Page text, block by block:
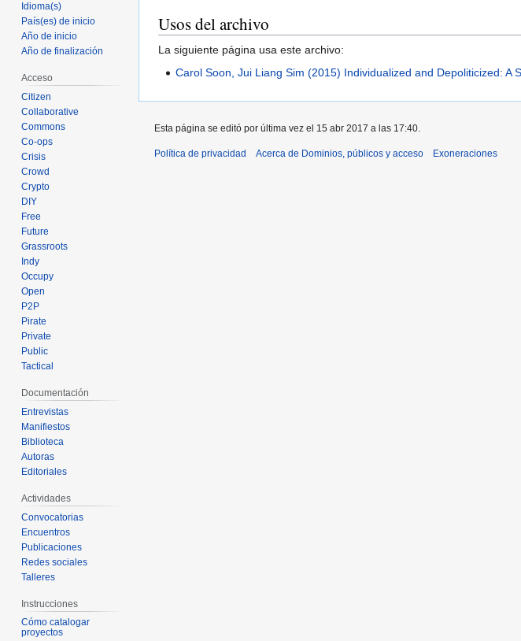
Usos del archivo
La siguiente página usa este archivo:
Carol Soon, Jui Liang Sim (2015) Individualized and Depoliticized: A
Idioma(s)
País(es) de inicio
Año de inicio
Año de finalización
Acceso
Citizen
Collaborative
Commons
Co-ops
Crisis
Crowd
Crypto
DIY
Free
Future
Grassroots
Indy
Occupy
Open
P2P
Pirate
Private
Public
Tactical
Documentación
Entrevistas
Manifiestos
Biblioteca
Autoras
Editoriales
Actividades
Convocatorias
Encuentros
Publicaciones
Redes sociales
Talleres
Instrucciones
Cómo catalogar
proyectos
Esta página se editó por última vez el 15 abr 2017 a las 17:40.
Política de privacidad Acerca de Dominios, públicos y acceso Exoneraciones